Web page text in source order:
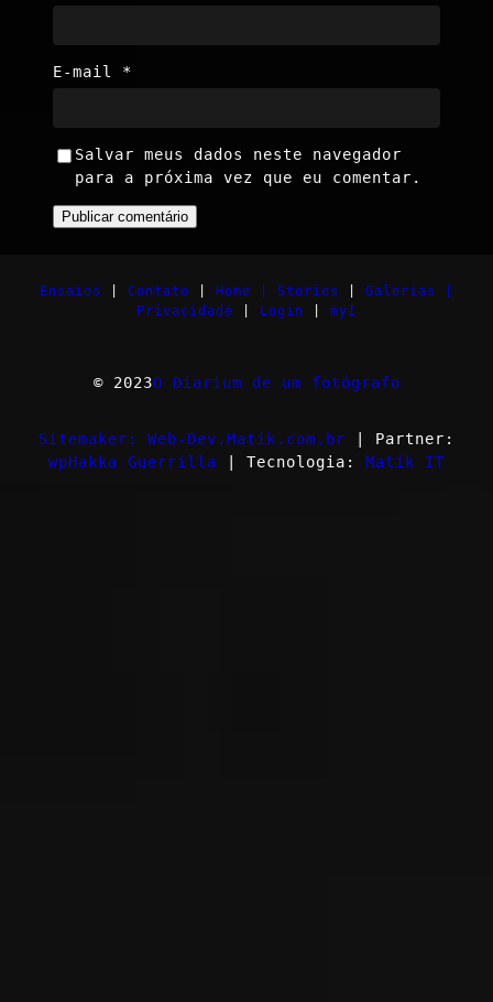
E-mail *
Salvar meus dados neste navegador
para a próxima vez que eu comentar.
Ensaios Contato Home | Stories
Galerias |
Privacidade
Login myI
© 2023O Diarium de um fotógrafo
Sitemaker: Web-Dev.Matik.com.br | Partner:
wpHakka Guerrilla | Tecnologia: Matik IT